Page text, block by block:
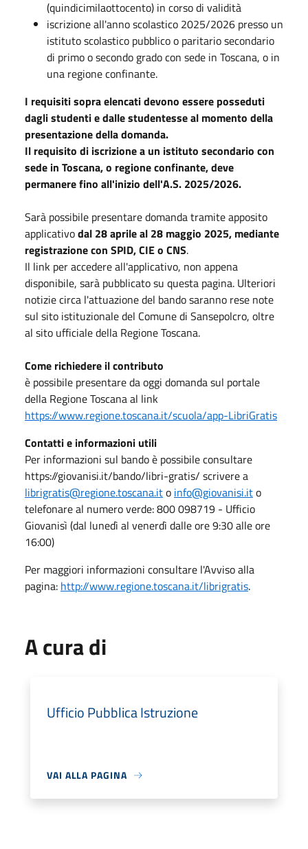
(quindicimilaottocento) in corso di validità
iscrizione all'anno scolastico 2025/2026 presso un
istituto scolastico pubblico o paritario secondario
di primo o secondo grado con sede in Toscana, o in
una regione confinante.
I requisiti sopra elencati devono essere posseduti
dagli studenti e dalle studentesse al momento della
presentazione della domanda.
Il requisito di iscrizione a un istituto secondario con
sede in Toscana, o regione confinante, deve
permanere fino all'inizio dell'A.S. 2025/2026.
Sarà possibile presentare domanda tramite apposito
applicativodal 28aprileal 28 maggio 2025, mediante
registrazione con SPID, CIE o CNS.
Il link per accedere all'applicativo, non appena
disponibile, sarà pubblicato su questa pagina. Ulteriori
notizie circa l'attuazione del bando saranno rese note
sul sito istituzionale del Comune di Sansepolcro, oltre
al sito ufficiale della Regione Toscana.
Come richiedere il contributo
è possibile presentare da oggi domanda sul portale
della Regione Toscana al link
https://www.regione.toscana.it/scuola/app-LibriGratis
Contatti e informazioni utili
Per informazioni sul bando è possibile consultare
https://giovanisi.it/bando/libri-gratis/ scrivere a
librigratis@regione.toscana.ito info@giovanisi.ito
telefonare al numero verde: 800 098719 - Ufficio
Giovanisì (dal lunedì al venerdì dalle ore 9:30 alle ore
16:00)
Per maggiori informazioni consultare l'Avviso alla
pagina: http://www.regione.toscana.it/librigratis.
A cura di
Ufficio Pubblica Istruzione
VAI ALLA PAGINA